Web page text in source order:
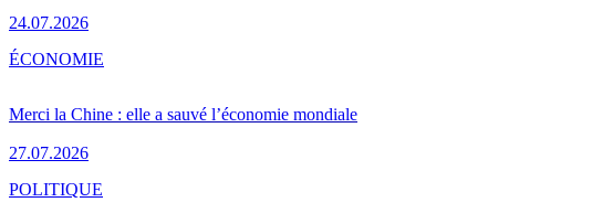
24.07.2026
Merci la Chine : elle a sauvé l’économie mondiale
27.07.2026
ÉCONOMIE
POLITIQUE